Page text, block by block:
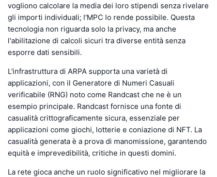
vogliono calcolare la media dei loro stipendi senza rivelare
gli importi individuali; l'MPC lo rende possibile. Questa
tecnologia non riguarda solo la privacy, ma anche
l'abilitazione di calcoli sicuri tra diverse entità senza
esporre dati sensibili.
L'infrastruttura di ARPA supporta una varietà di
applicazioni, con il Generatore di Numeri Casuali
verificabile (RNG) noto come Randcast che ne è un
esempio principale. Randcast fornisce una fonte di
casualità crittograficamente sicura, essenziale per
applicazioni come giochi, lotterie e coniazione di NFT. La
casualità generata è a prova di manomissione, garantendo
equità e imprevedibilità, critiche in questi domini.
La rete gioca anche un ruolo significativo nel migliorare la